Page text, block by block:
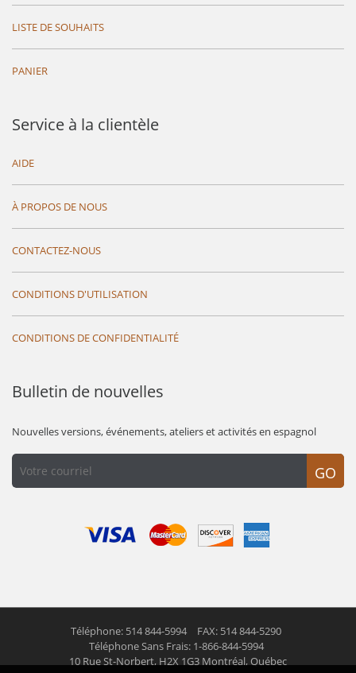
LISTE DE SOUHAITS
PANIER
Service à la clientèle
AIDE
À PROPOS DE NOUS
CONTACTEZ-NOUS
CONDITIONS D'UTILISATION
CONDITIONS DE CONFIDENTIALITÉ
Bulletin de nouvelles
Nouvelles versions, événements, ateliers et activités en espagnol
GO
Téléphone: 514 844-5994
FAX: 514 844-5290
Téléphone Sans Frais: 1-866-844-5994
10 Rue St-Norbert, H2X 1G3 Montréal, Québec